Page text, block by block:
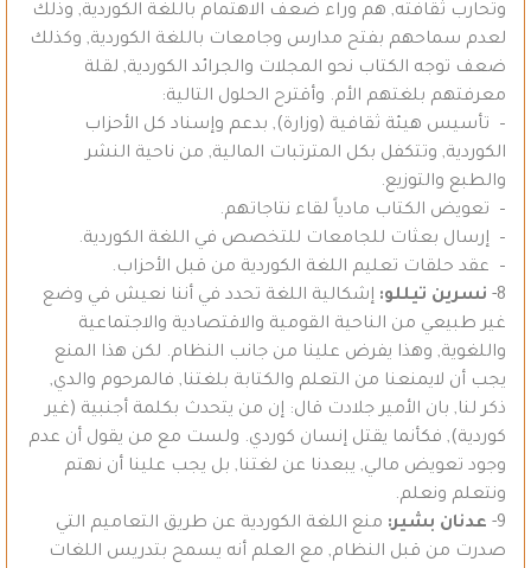
وتحارب ثقافته, هم وراء ضعف الاهتمام باللغة الكوردية, وذلك
لعدم سماحهم بفتح مدارس وجامعات باللغة الكوردية, وكذلك
ضعف توجه الكتاب نحو المجلات والجرائد الكوردية, لقلة
معرفتهم بلغتهم الأم. وأقترح الحلول التالية:
– تأسيس هيئة ثقافية (وزارة), بدعم وإسناد كل الأحزاب
الكوردية, وتتكفل بكل المترتبات المالية, من ناحية النشر
والطبع والتوزيع.
– تعويض الكتاب مادياً لقاء نتاجاتهم.
– إرسال بعثات للجامعات للتخصص في اللغة الكوردية.
– عقد حلقات تعليم اللغة الكوردية من قبل الأحزاب.
8-
نسرين تيللو: إشكالية اللغة تحدد في أننا نعيش في وضع
غير طبيعي من الناحية القومية والاقتصادية والاجتماعية
واللغوية, وهذا يفرض علينا من جانب النظام. لكن هذا المنع
يجب أن لايمنعنا من التعلم والكتابة بلغتنا, فالمرحوم والدي,
ذكر لنا, بان الأمير جلادت قال: إن من يتحدث بكلمة أجنبية (غير
كوردية), فكأنما يقتل إنسان كوردي. ولست مع من يقول أن عدم
وجود تعويض مالي, يبعدنا عن لغتنا, بل يجب علينا أن نهتم
ونتعلم ونعلم.
9-
عدنان بشير: منع اللغة الكوردية عن طريق التعاميم التي
صدرت من قبل النظام, مع العلم أنه يسمح بتدريس اللغات